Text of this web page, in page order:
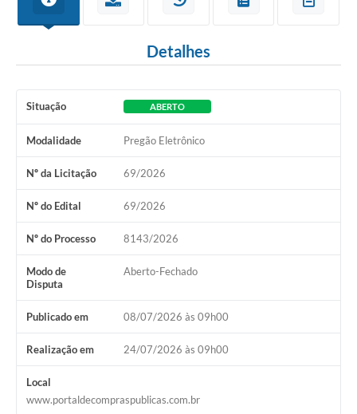
Galeria de Fotos
A Prefeitura
Galeria de Vídeos
Gabinetes e Secretarias
Contas Públicas
Editais
Agenda
Detalhes
Situação ABERTO
Modalidade Pregão Eletrônico
Nº da Licitação 69/2026
Nº do Edital 69/2026
Nº do Processo 8143/2026
Modo de
Disputa
Aberto-Fechado
Publicado em 08/07/2026 às 09h00
Realização em 24/07/2026 às 09h00
Local
www.portaldecompraspublicas.com.br